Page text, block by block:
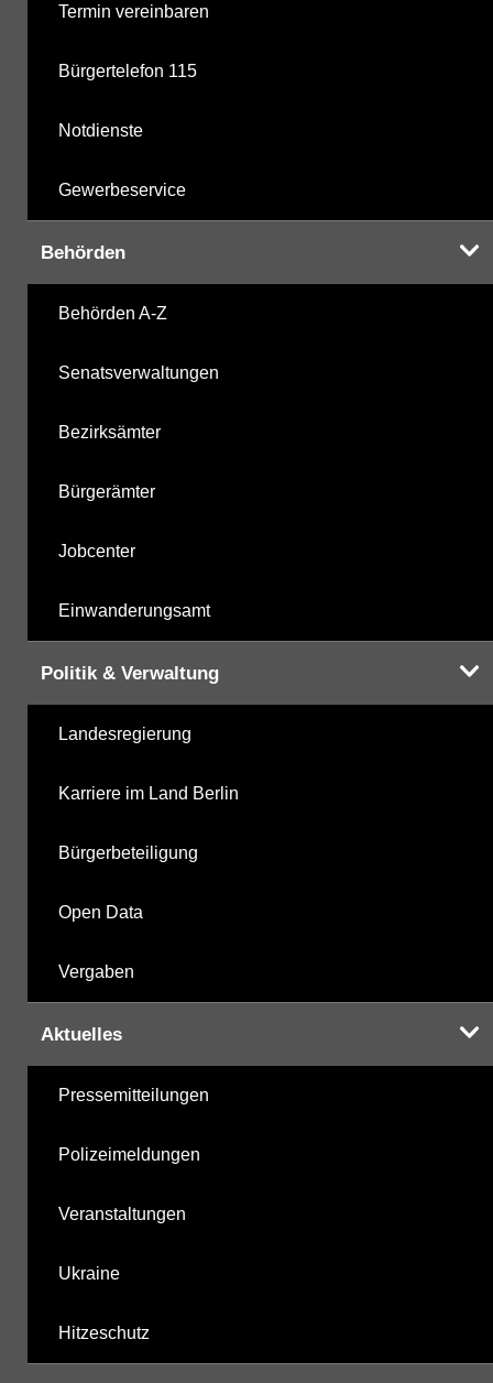
Termin vereinbaren
Bürgertelefon 115
Notdienste
Gewerbeservice
Behörden
Behörden A-Z
Senatsverwaltungen
Bezirksämter
Bürgerämter
Jobcenter
Einwanderungsamt
Politik & Verwaltung
Landesregierung
Karriere im Land Berlin
Bürgerbeteiligung
Open Data
Vergaben
Aktuelles
Pressemitteilungen
Polizeimeldungen
Veranstaltungen
Ukraine
Hitzeschutz